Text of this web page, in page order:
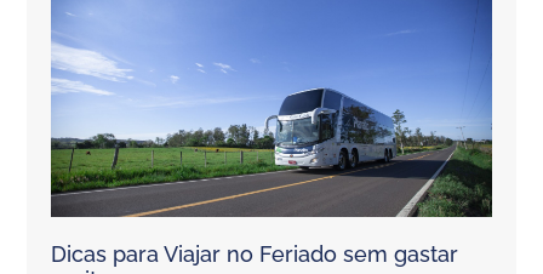
Dicas para Viajar no Feriado sem gastar